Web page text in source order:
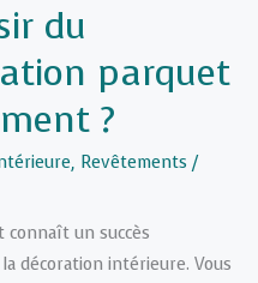
du
parquet
?
, Revêtements /
connaît un succès
décoration intérieure. Vous